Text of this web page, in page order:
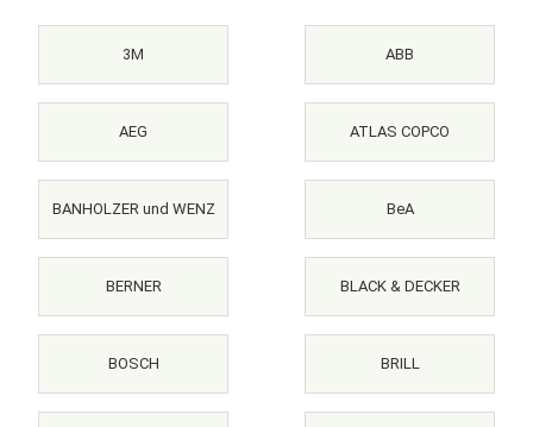
3M ABB
AEG ATLAS COPCO
BANHOLZER und WENZ BeA
BERNER BLACK & DECKER
BOSCH BRILL